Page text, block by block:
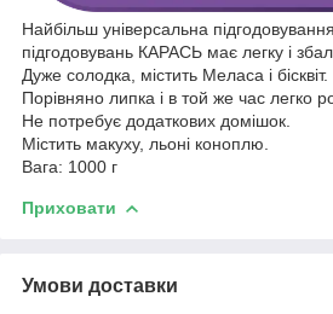
Найбільш універсальна підгодовування
підгодовувань КАРАСЬ має легку і
Дуже солодка, містить Меласа і бісквіт.
Порівняно липка і в той же час легко
Не потребує додаткових домішок.
Містить макуху, льоні коноплю.
Вага: 1000 г
Приховати
Умови доставки